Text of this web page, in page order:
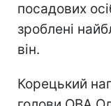
посадових
зроблені
він.
Корецький